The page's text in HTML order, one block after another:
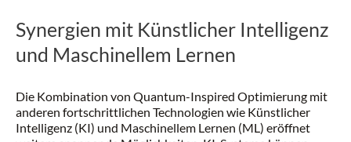
Synergien mit Künstlicher Intelligenz
und Maschinellem Lernen
Die Kombination von Quantum-Inspired Optimierung mit
anderen fortschrittlichen Technologien wie Künstlicher
Intelligenz (KI) und Maschinellem Lernen (ML) eröffnet